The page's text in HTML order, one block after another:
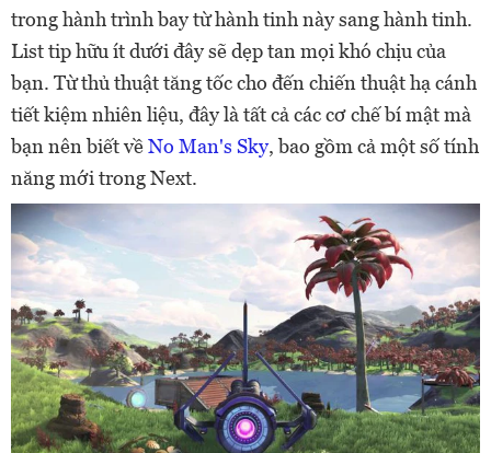
trong hành trình bay từ hành tinh này sang hành tinh.
List tip hữu ít dưới đây sẽ dẹp tan mọi khó chịu của
bạn. Từ thủ thuật tăng tốc cho đến chiến thuật hạ cánh
tiết kiệm nhiên liệu, đây là tất cả các cơ chế bí mật mà
bạn nên biết vềNo Man's Sky, bao gồm cả một số tính
năng mới trong Next.